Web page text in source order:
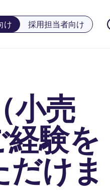
け 採用担当者向け
小売
験を
けま